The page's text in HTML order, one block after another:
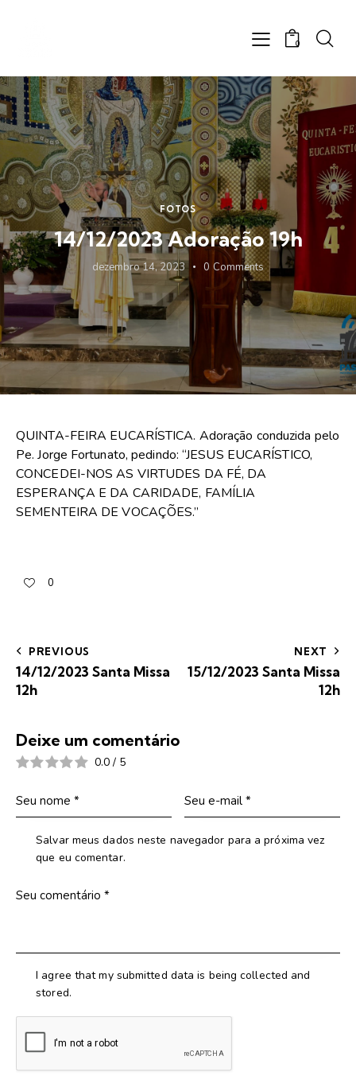
0
FOTOS
14/12/2023 Adoração 19h
dezembro 14, 2023 0 Comments
QUINTA-FEIRA EUCARÍSTICA. Adoração conduzida pelo
Pe. Jorge Fortunato, pedindo: “JESUS EUCARÍSTICO,
CONCEDEI-NOS AS VIRTUDES DA FÉ, DA
ESPERANÇA E DA CARIDADE, FAMÍLIA
SEMENTEIRA DE VOCAÇÕES.”
0
PREVIOUS
14/12/2023 Santa Missa
12h
NEXT
15/12/2023 Santa Missa
12h
Deixe um comentário
0.0 / 5
Salvar meus dados neste navegador para a próxima vez
que eu comentar.
I agree that my submitted data is being collected and
stored.